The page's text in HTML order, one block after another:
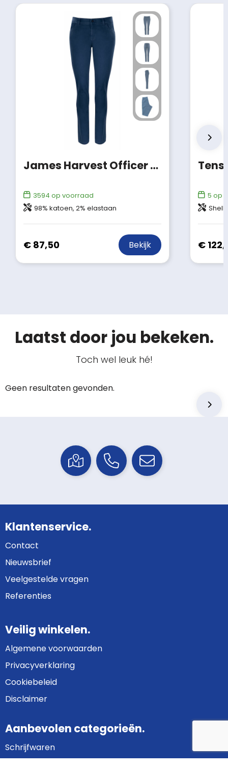
James Harvest Officer Broek Dames
3594 op voorraad
98% katoen, 2% elastaan
€ 87,50 Bekijk
5 op
Shell fabric
€
Laatst door jou bekeken.
Toch wel leuk hé!
Geen resultaten gevonden.
Klantenservice.
Contact
Nieuwsbrief
Veelgestelde vragen
Referenties
Veilig winkelen.
Algemene voorwaarden
Privacyverklaring
Cookiebeleid
Disclaimer
Aanbevolen categorieën.
Schrijfwaren